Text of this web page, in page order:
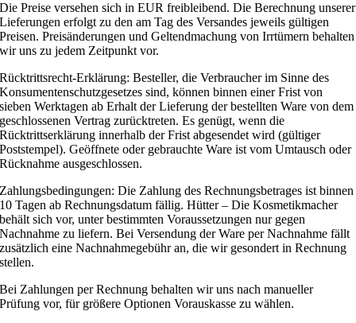
Die Preise versehen sich in EUR freibleibend. Die Berechnung unserer
Lieferungen erfolgt zu den am Tag des Versandes jeweils gültigen
Preisen. Preisänderungen und Geltendmachung von Irrtümern behalten
wir uns zu jedem Zeitpunkt vor.
Rücktrittsrecht-Erklärung: Besteller, die Verbraucher im Sinne des
Konsumentenschutzgesetzes sind, können binnen einer Frist von
sieben Werktagen ab Erhalt der Lieferung der bestellten Ware von dem
geschlossenen Vertrag zurücktreten. Es genügt, wenn die
Rücktrittserklärung innerhalb der Frist abgesendet wird (gültiger
Poststempel). Geöffnete oder gebrauchte Ware ist vom Umtausch oder
Rücknahme ausgeschlossen.
Zahlungsbedingungen: Die Zahlung des Rechnungsbetrages ist binnen
10 Tagen ab Rechnungsdatum fällig. Hütter – Die Kosmetikmacher
behält sich vor, unter bestimmten Voraussetzungen nur gegen
Nachnahme zu liefern. Bei Versendung der Ware per Nachnahme fällt
zusätzlich eine Nachnahmegebühr an, die wir gesondert in Rechnung
stellen.
Bei Zahlungen per Rechnung behalten wir uns nach manueller
Prüfung vor, für größere Optionen Vorauskasse zu wählen.